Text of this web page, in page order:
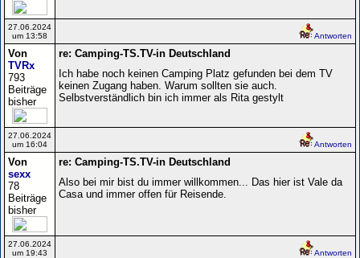
27.06.2024
um 13:58
Antworten
Von
TVRx
793
Beiträge
bisher
re: Camping-TS.TV-in Deutschland
Ich habe noch keinen Camping Platz gefunden bei dem TV
keinen Zugang haben. Warum sollten sie auch.
Selbstverständlich bin ich immer als Rita gestylt
27.06.2024
um 16:04
Antworten
Von
sexx
78
Beiträge
bisher
re: Camping-TS.TV-in Deutschland
Also bei mir bist du immer willkommen... Das hier ist Vale da
Casa und immer offen für Reisende.
27.06.2024
um 19:43
Antworten